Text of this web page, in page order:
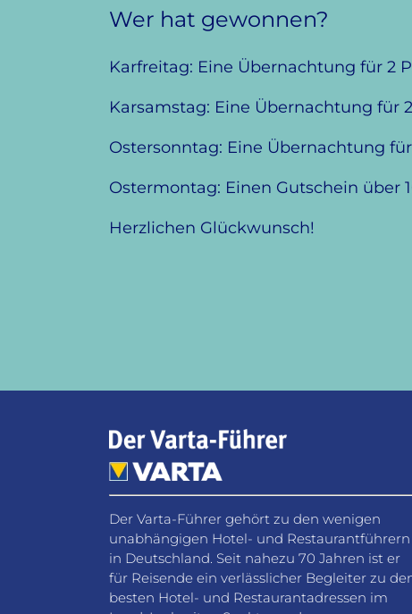
Wer hat gewonnen?
Karfreitag: Eine Übernachtung für 2
Karsamstag: Eine Übernachtung für
Ostersonntag: Eine Übernachtung
Ostermontag: Einen Gutschein über
Herzlichen Glückwunsch!
Der Varta-Führer gehört zu den wenigen
unabhängigen Hotel- und Restaurantführern
in Deutschland. Seit nahezu 70 Jahren ist er
für Reisende ein verlässlicher Begleiter zu
besten Hotel- und Restaurantadressen im